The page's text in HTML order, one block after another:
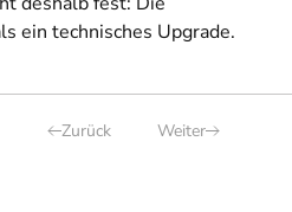
ein technisches Upgrade.
Zurück Weiter